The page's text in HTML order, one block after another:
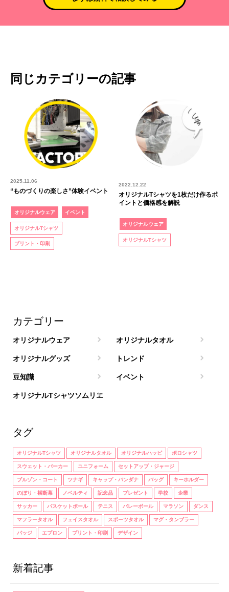
同じカテゴリーの記事
2025.11.06
“ものづくりの楽しさ”体験イベント
オリジナルウェア イベント
オリジナルTシャツ
プリント・印刷
2022.12.22
オリジナルTシャツを1枚だけ作るポ
イントと価格感を解説
オリジナルウェア
オリジナルTシャツ
カテゴリー
オリジナルウェア オリジナルタオル
オリジナルグッズ トレンド
豆知識 イベント
オリジナルTシャツソムリエ
タグ
オリジナルTシャツ オリジナルタオル オリジナルハッピ ポロシャツ
スウェット・パーカー ユニフォーム セットアップ・ジャージ
ブルゾン・コート ツナギ キャップ・バンダナ バッグ キーホルダー
のぼり・横断幕 ノベルティ 記念品 プレゼント 学校 企業
サッカー バスケットボール テニス バレーボール マラソン ダンス
マフラータオル フェイスタオル スポーツタオル マグ・タンブラー
バッジ エプロン プリント・印刷 デザイン
新着記事